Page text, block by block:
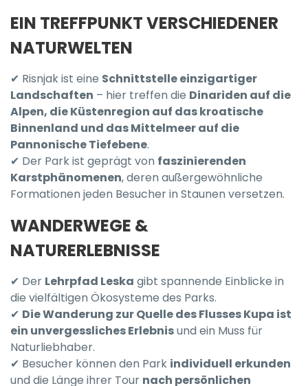
EIN TREFFPUNKT VERSCHIEDENER
NATURWELTEN
✔ Risnjak ist eine Schnittstelle einzigartiger
Landschaften – hier treffen die Dinariden auf die
Alpen, die Küstenregion auf das kroatische
Binnenland und das Mittelmeer auf die
Pannonische Tiefebene.
✔ Der Park ist geprägt von faszinierenden
Karstphänomenen, deren außergewöhnliche
Formationen jeden Besucher in Staunen versetzen.
WANDERWEGE &
NATURERLEBNISSE
✔ Der Lehrpfad Leska gibt spannende Einblicke in
die vielfältigen Ökosysteme des Parks.
✔ Die Wanderung zur Quelle des Flusses Kupa ist
ein unvergessliches Erlebnisund ein Muss für
Naturliebhaber.
✔ Besucher können den Park individuell erkunden
und die Länge ihrer Tour nach persönlichen